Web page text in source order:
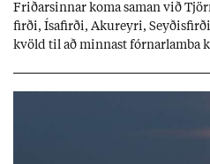
Frið­arsinn­ar koma sam­an við
firði, Ísa­firði, Ak­ur­eyri,
kvöld til að minn­ast fórn­ar­lamba